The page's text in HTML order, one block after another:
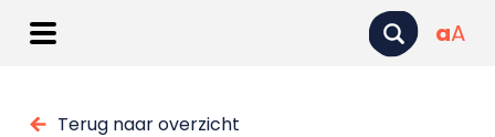
aA
Terug naar overzicht